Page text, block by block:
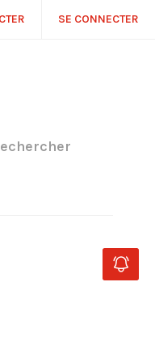
SE CONNECTER